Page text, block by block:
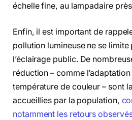
échelle fine, au lampadaire
Enfin, il est important de
pollution lumineuse ne se limite
l’éclairage public. De
réduction – comme
température de couleur – sont
accueillies par la population,
notamment les retours